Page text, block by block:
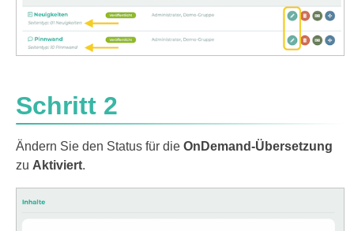
Schritt 2
Ändern Sie den Status für die OnDemand-Übersetzung
zu Aktiviert.